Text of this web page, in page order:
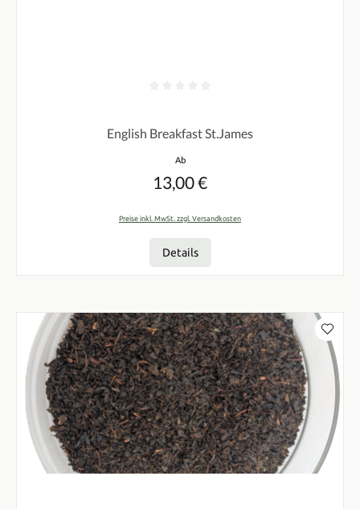
English Breakfast St.James
Regulärer Preis:
Ab
13,00 €
Preise inkl. MwSt. zzgl. Versandkosten
Details